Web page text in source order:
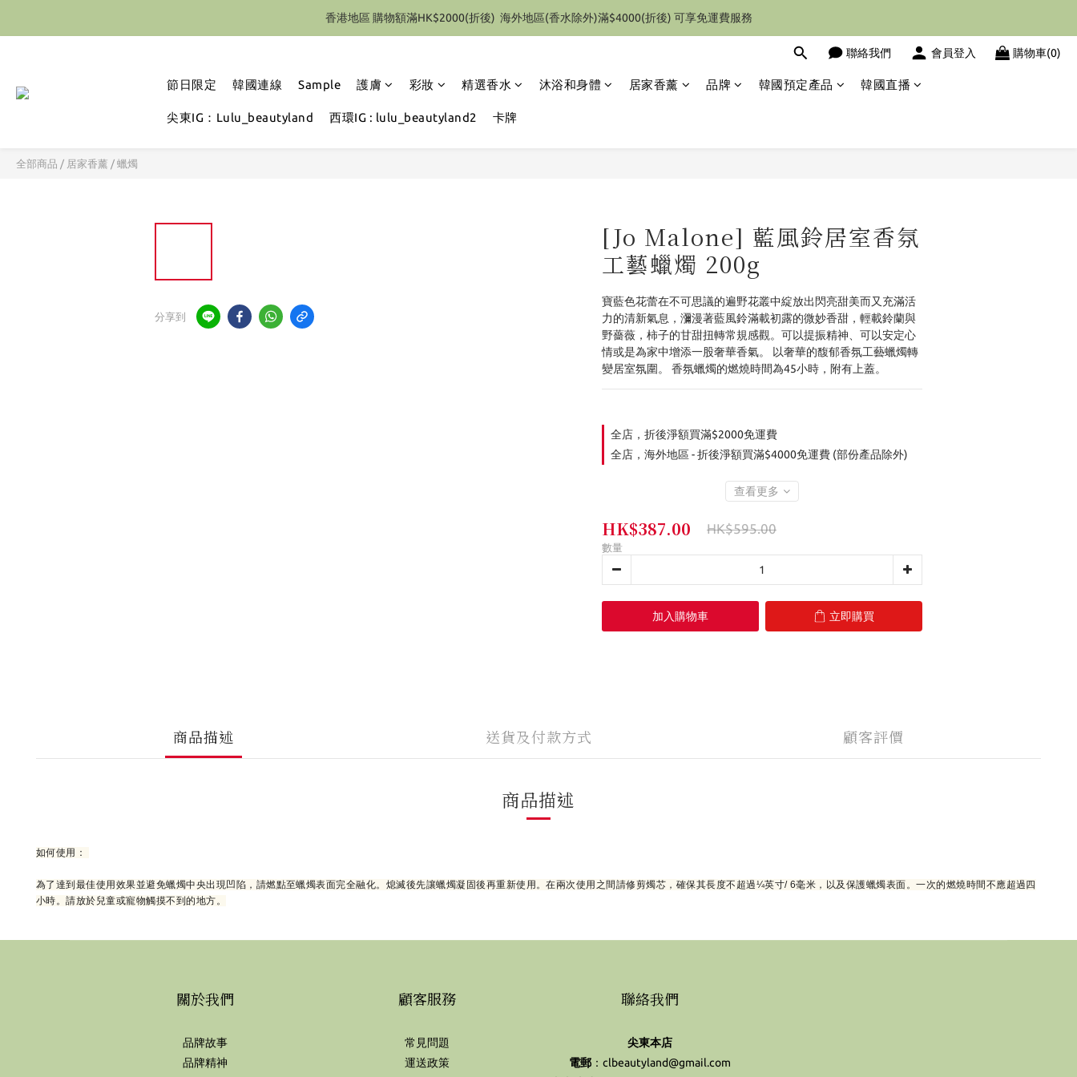
特別優惠 1件即享有9折優惠(部份產品除外）
香港地區 購物額滿HK$2000(折後)  海外地區(香水除外)滿$4000(折後) 可享免運費服務
聯絡我們 會員登入 購物車(0)
節日限定 韓國連線 Sample 護膚 彩妝 精選香水 沐浴和身體 居家香薰 品牌 韓國預定產品 韓國直播
尖東IG：Lulu_beautyland 西環IG : lulu_beautyland2 卡牌
全部商品 / 居家香薰 / 蠟燭
分享到
[Jo Malone] 藍風鈴居室香氛
工藝蠟燭 200g
寶藍色花蕾在不可思議的遍野花叢中綻放出閃亮甜美而又充滿活
力的清新氣息，瀰漫著藍風鈴滿載初露的微妙香甜，輕載鈴蘭與
野薔薇，柿子的甘甜扭轉常規感觀。可以提振精神、可以安定心
情或是為家中增添一股奢華香氣。 以奢華的馥郁香氛工藝蠟燭轉
變居室氛圍。 香氛蠟燭的燃燒時間為45小時，附有上蓋。
全店，折後淨額買滿$2000免運費
全店，海外地區 - 折後淨額買滿$4000免運費 (部份產品除外)
查看更多
HK$387.00 HK$595.00
數量
加入購物車 立即購買
商品描述 送貨及付款方式 顧客評價
商品描述
如何使用：
為了達到最佳使用效果並避免蠟燭中央出現凹陷，請燃點至蠟燭表面完全融化。熄滅後先讓蠟燭凝固後再重新使用。在兩次使用之間請修剪燭芯，確保其長度不超過¼英寸/ 6毫米，以及保護蠟燭表面。一次的燃燒時間不應超過四
小時。請放於兒童或寵物觸摸不到的地方。
關於我們
品牌故事
品牌精神
顧客服務
常見問題
運送政策
聯絡我們
尖東本店
電郵：clbeautyland@gmail.com